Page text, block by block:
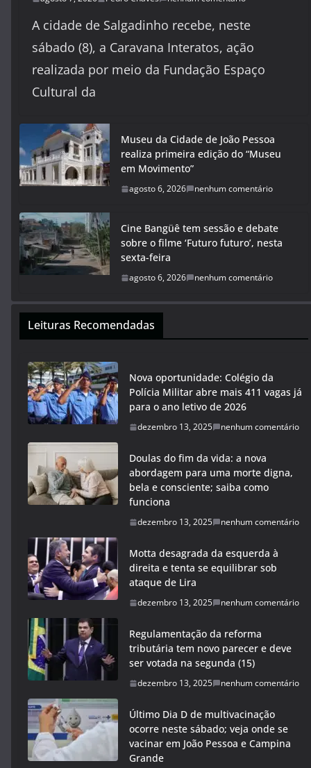
A cidade de Salgadinho recebe, neste
sábado (8), a Caravana Interatos, ação
realizada por meio da Fundação Espaço
Cultural da
Museu da Cidade de João Pessoa
realiza primeira edição do “Museu
em Movimento”
agosto 6, 2026 nenhum comentário
Cine Bangüê tem sessão e debate
sobre o filme ‘Futuro futuro’, nesta
sexta-feira
agosto 6, 2026 nenhum comentário
Leituras Recomendadas
Nova oportunidade: Colégio da
Polícia Militar abre mais 411 vagas já
para o ano letivo de 2026
dezembro 13, 2025 nenhum comentário
Doulas do fim da vida: a nova
abordagem para uma morte digna,
bela e consciente; saiba como
funciona
dezembro 13, 2025 nenhum comentário
Motta desagrada da esquerda à
direita e tenta se equilibrar sob
ataque de Lira
dezembro 13, 2025 nenhum comentário
Regulamentação da reforma
tributária tem novo parecer e deve
ser votada na segunda (15)
dezembro 13, 2025 nenhum comentário
Último Dia D de multivacinação
ocorre neste sábado; veja onde se
vacinar em João Pessoa e Campina
Grande